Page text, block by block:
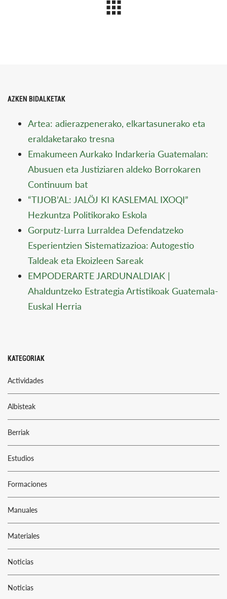
AZKEN BIDALKETAK
Artea: adierazpenerako, elkartasunerako eta
eraldaketarako tresna
Emakumeen Aurkako Indarkeria Guatemalan:
Abusuen eta Justiziaren aldeko Borrokaren
Continuum bat
“TIJOB’AL: JALÖJ KI KASLEMAL IXOQI”
Hezkuntza Politikorako Eskola
Gorputz-Lurra Lurraldea Defendatzeko
Esperientzien Sistematizazioa: Autogestio
Taldeak eta Ekoizleen Sareak
EMPODERARTE JARDUNALDIAK |
Ahalduntzeko Estrategia Artistikoak Guatemala-
Euskal Herria
KATEGORIAK
Actividades
Albisteak
Berriak
Estudios
Formaciones
Manuales
Materiales
Noticias
Noticias